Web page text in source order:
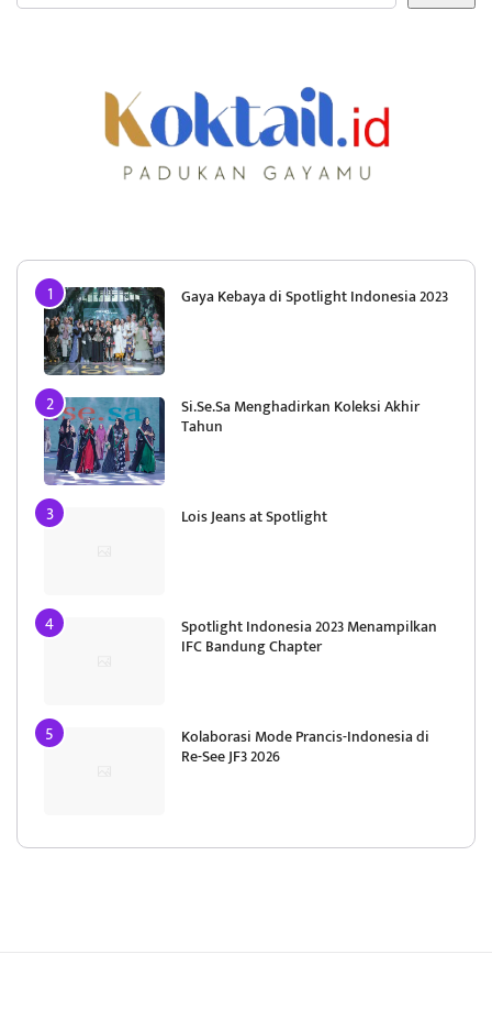
Gaya Kebaya di Spotlight Indonesia 2023
Si.Se.Sa Menghadirkan Koleksi Akhir
Tahun
Lois Jeans at Spotlight
Spotlight Indonesia 2023 Menampilkan
IFC Bandung Chapter
Kolaborasi Mode Prancis-Indonesia di
Re-See JF3 2026